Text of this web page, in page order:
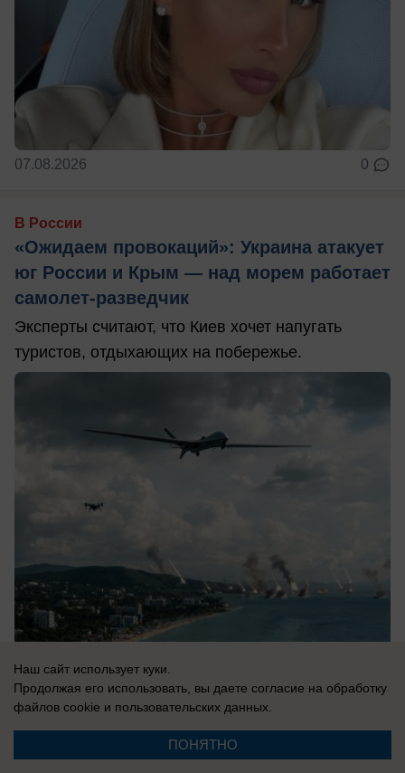
07.08.2026 0
В России
«Ожидаем провокаций»: Украина атакует
юг России и Крым — над морем работает
самолет-разведчик
Эксперты считают, что Киев хочет напугать
туристов, отдыхающих на побережье.
07.08.2026
Наш сайт использует куки.
Продолжая его использовать, вы даете согласие на обработку
файлов cookie и пользовательских данных.
ПОНЯТНО